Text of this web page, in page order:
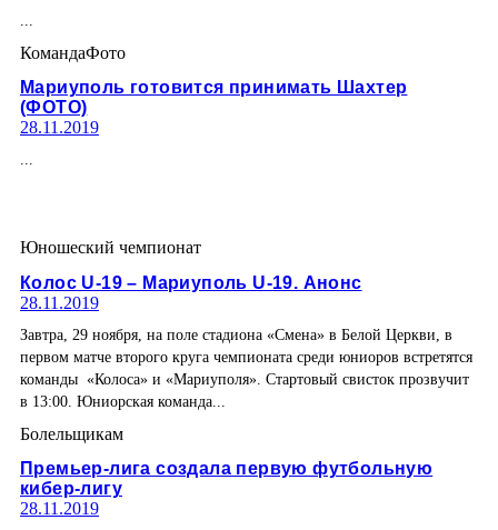
...
КомандаФото
Мариуполь готовится принимать Шахтер
(ФОТО)
28.11.2019
...
Юношеский чемпионат
Колос U-19 – Мариуполь U-19. Анонс
28.11.2019
Завтра, 29 ноября, на поле стадиона «Смена» в Белой Церкви, в
первом матче второго круга чемпионата среди юниоров встретятся
команды «Колоса» и «Мариуполя». Стартовый свисток прозвучит
в 13:00. Юниорская команда...
Болельщикам
Премьер-лига создала первую футбольную
кибер-лигу
28.11.2019